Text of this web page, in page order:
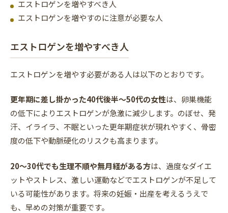
エストロゲンを増やすべき人
エストロゲンを増やすのに注意が必要な人
エストロゲンを増やすべき人
エストロゲンを増やす必要がある人は以下のとおりです。
更年期に差し掛かった40代後半〜50代の女性は、卵巣機能
の低下によりエストロゲンが急激に減少します。のぼせ、発
汗、イライラ、不眠といった更年期症状が現れやすく、骨密
度の低下や動脈硬化のリスクも高まります。
20〜30代でも生理不順や無月経がある方は、過度なダイエ
ットやストレス、激しい運動などでエストロゲンが不足して
いる可能性があります。将来の妊娠・出産を考えるうえで
も、早めの対策が重要です。